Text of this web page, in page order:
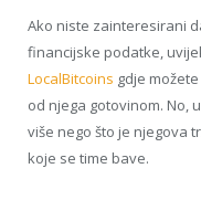
Ako niste zainteresirani
financijske podatke,
LocalBitcoins gdje možete
od njega gotovinom. No, u
više nego što je njegova
koje se time bave.